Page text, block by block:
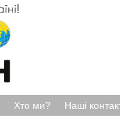
Хто ми? Наші